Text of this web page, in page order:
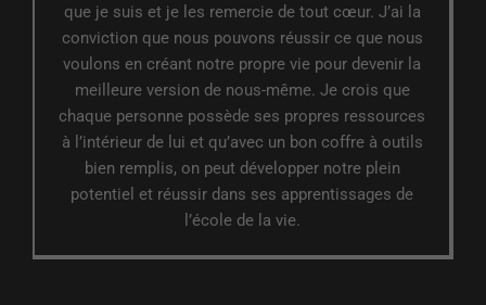
que je suis et je les remercie de tout cœur. J’ai la
conviction que nous pouvons réussir ce que nous
voulons en créant notre propre vie pour devenir la
meilleure version de nous-même. Je crois que
chaque personne possède ses propres ressources
à l’intérieur de lui et qu’avec un bon coffre à outils
bien remplis, on peut développer notre plein
potentiel et réussir dans ses apprentissages de
l’école de la vie.